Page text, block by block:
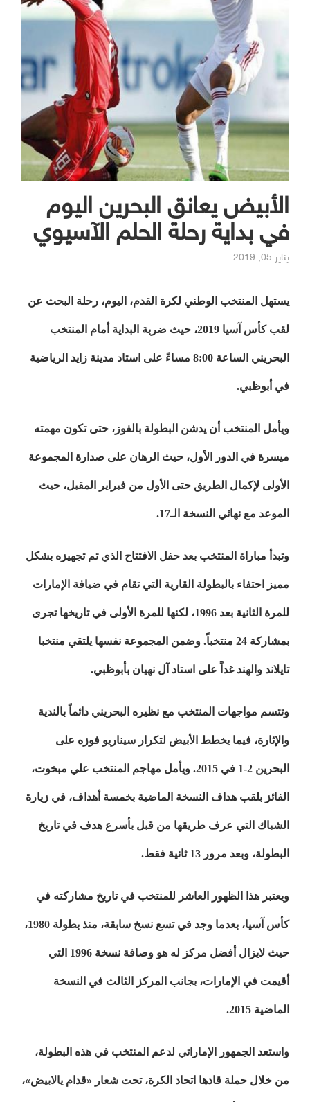
الأبيض يعانق البحرين اليوم
في بداية رحلة الحلم الآسيوي
يناير 05, 2019
يستهل المنتخب الوطني لكرة القدم، اليوم، رحلة البحث عن
لقب كأس آسيا 2019، حيث ضربة البداية أمام المنتخب
البحريني الساعة 8:00 مساءً على استاد مدينة زايد الرياضية
في أبوظبي.
ويأمل المنتخب أن يدشن البطولة بالفوز، حتى تكون مهمته
ميسرة في الدور الأول، حيث الرهان على صدارة المجموعة
الأولى لإكمال الطريق حتى الأول من فبراير المقبل، حيث
الموعد مع نهائي النسخة الـ17.
وتبدأ مباراة المنتخب بعد حفل الافتتاح الذي تم تجهيزه بشكل
مميز احتفاء بالبطولة القارية التي تقام في ضيافة الإمارات
للمرة الثانية بعد 1996، لكنها للمرة الأولى في تاريخها تجرى
بمشاركة 24 منتخباً. وضمن المجموعة نفسها يلتقي منتخبا
تايلاند والهند غداً على استاد آل نهيان بأبوظبي.
وتتسم مواجهات المنتخب مع نظيره البحريني دائماً بالندية
والإثارة، فيما يخطط الأبيض لتكرار سيناريو فوزه على
البحرين 2-1 في 2015. ويأمل مهاجم المنتخب علي مبخوت،
الفائز بلقب هداف النسخة الماضية بخمسة أهداف، في زيارة
الشباك التي عرف طريقها من قبل بأسرع هدف في تاريخ
البطولة، وبعد مرور 13 ثانية فقط.
ويعتبر هذا الظهور العاشر للمنتخب في تاريخ مشاركته في
كأس آسيا، بعدما وجد في تسع نسخ سابقة، منذ بطولة 1980،
حيث لايزال أفضل مركز له هو وصافة نسخة 1996 التي
أقيمت في الإمارات، بجانب المركز الثالث في النسخة
الماضية 2015.
واستعد الجمهور الإماراتي لدعم المنتخب في هذه البطولة،
من خلال حملة قادها اتحاد الكرة، تحت شعار «قدام يالابيض»،